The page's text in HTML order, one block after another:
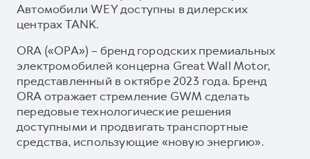
Автомобили WEY доступны в дилерских
центрах TANK.
ORA («ОРА») – бренд городских премиальных
электромобилей концерна Great Wall Motor,
представленный в октябре 2023 года. Бренд
ORA отражает стремление GWM сделать
передовые технологические решения
доступными и продвигать транспортные
средства, использующие «новую энергию».